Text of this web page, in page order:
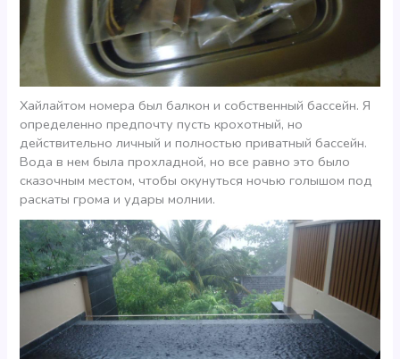
Хайлайтом номера был балкон и собственный бассейн. Я
определенно предпочту пусть крохотный, но
действительно личный и полностью приватный бассейн.
Вода в нем была прохладной, но все равно это было
сказочным местом, чтобы окунуться ночью голышом под
раскаты грома и удары молнии.